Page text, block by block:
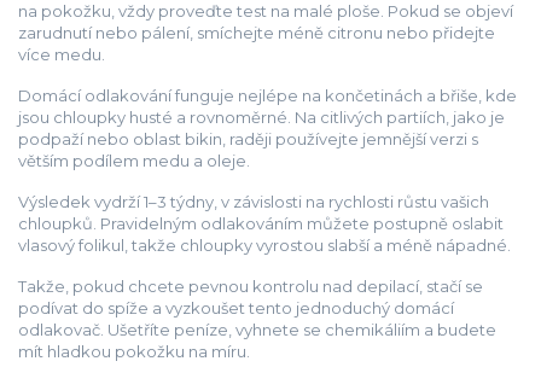
na pokožku, vždy proveďte test na malé ploše. Pokud se objeví
zarudnutí nebo pálení, smíchejte méně citronu nebo přidejte
více medu.
Domácí odlakování funguje nejlépe na končetinách a břiše, kde
jsou chloupky husté a rovnoměrné. Na citlivých partiích, jako je
podpaží nebo oblast bikin, raději používejte jemnější verzi s
větším podílem medu a oleje.
Výsledek vydrží 1–3 týdny, v závislosti na rychlosti růstu vašich
chloupků. Pravidelným odlakováním můžete postupně oslabit
vlasový folikul, takže chloupky vyrostou slabší a méně nápadné.
Takže, pokud chcete pevnou kontrolu nad depilací, stačí se
podívat do spíže a vyzkoušet tento jednoduchý domácí
odlakovač. Ušetříte peníze, vyhnete se chemikáliím a budete
mít hladkou pokožku na míru.